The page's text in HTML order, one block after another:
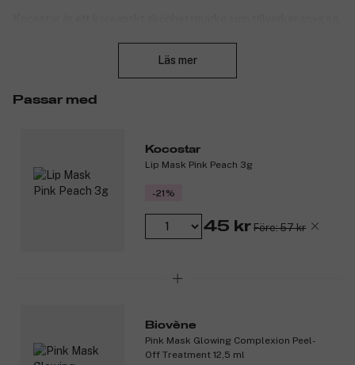
Produktnummer:
Läs mer
Passar med
Kocostar
Lip Mask Pink Peach 3g
-21%
45 kr Före: 57 kr
Biovène
Pink Mask Glowing Complexion Peel-
Off Treatment 12,5 ml